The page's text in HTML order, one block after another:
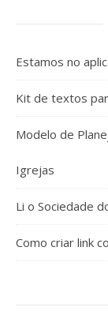
Estamos no
Kit de textos
Modelo de
Igrejas
Li o Sociedade
Como criar link